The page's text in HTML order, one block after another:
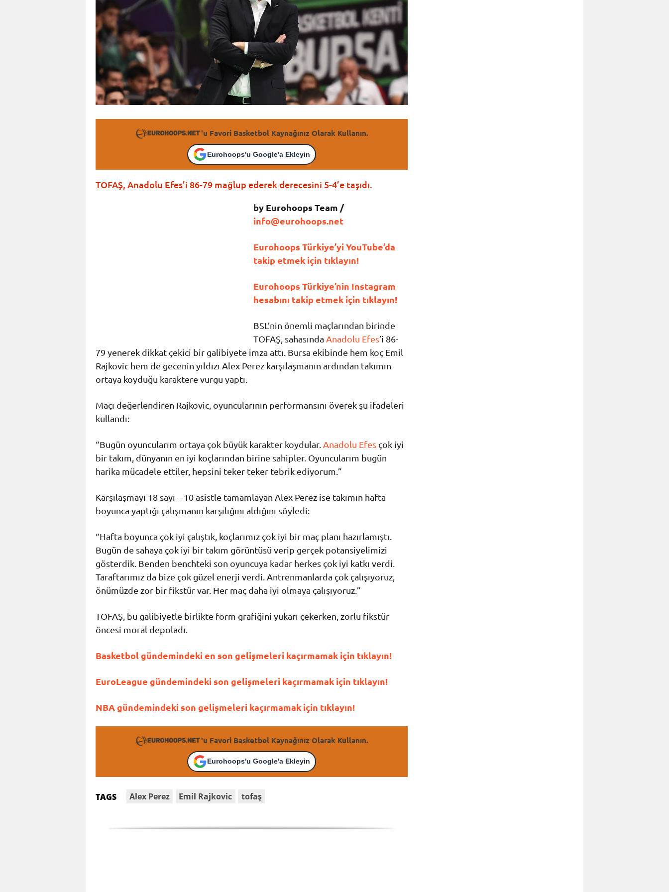
'u Favori Basketbol Kaynağınız Olarak Kullanın.
Eurohoops'u Google'a Ekleyin
TOFAŞ, Anadolu Efes’i 86-79 mağlup ederek derecesini 5-4’e taşıdı.
by Eurohoops Team /
info@eurohoops.net
Eurohoops Türkiye’yi YouTube’da
takip etmek için tıklayın!
Eurohoops Türkiye’nin Instagram
hesabını takip etmek için tıklayın!
BSL’nin önemli maçlarından birinde
TOFAŞ, sahasında Anadolu Efes’i 86-
79 yenerek dikkat çekici bir galibiyete imza attı. Bursa ekibinde hem koç Emil
Rajkovic hem de gecenin yıldızı Alex Perez karşılaşmanın ardından takımın
ortaya koyduğu karaktere vurgu yaptı.
Maçı değerlendiren Rajkovic, oyuncularının performansını överek şu ifadeleri
kullandı:
“Bugün oyuncularım ortaya çok büyük karakter koydular. Anadolu Efes çok iyi
bir takım, dünyanın en iyi koçlarından birine sahipler. Oyuncularım bugün
harika mücadele ettiler, hepsini teker teker tebrik ediyorum.”
Karşılaşmayı 18 sayı – 10 asistle tamamlayan Alex Perez ise takımın hafta
boyunca yaptığı çalışmanın karşılığını aldığını söyledi:
“Hafta boyunca çok iyi çalıştık, koçlarımız çok iyi bir maç planı hazırlamıştı.
Bugün de sahaya çok iyi bir takım görüntüsü verip gerçek potansiyelimizi
gösterdik. Benden benchteki son oyuncuya kadar herkes çok iyi katkı verdi.
Taraftarımız da bize çok güzel enerji verdi. Antrenmanlarda çok çalışıyoruz,
önümüzde zor bir fikstür var. Her maç daha iyi olmaya çalışıyoruz.”
TOFAŞ, bu galibiyetle birlikte form grafiğini yukarı çekerken, zorlu fikstür
öncesi moral depoladı.
Basketbol gündemindeki en son gelişmeleri kaçırmamak için tıklayın!
EuroLeague gündemindeki son gelişmeleri kaçırmamak için tıklayın!
NBA gündemindeki son gelişmeleri kaçırmamak için tıklayın!
'u Favori Basketbol Kaynağınız Olarak Kullanın.
Eurohoops'u Google'a Ekleyin
TAGS Alex Perez Emil Rajkovic tofaş